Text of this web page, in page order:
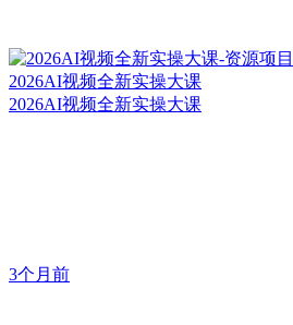
2026AI视频全新实操大课
2026AI视频全新实操大课
3个月前